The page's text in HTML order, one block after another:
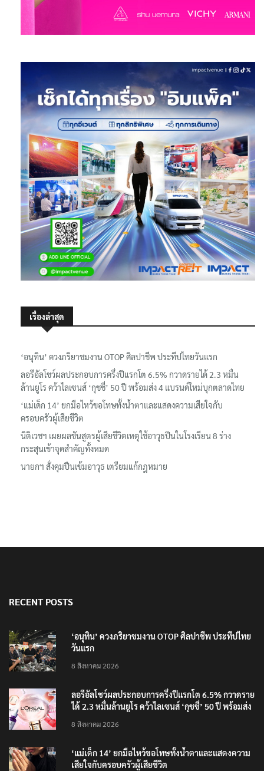
เรื่องล่าสุด
‘อนุทิน’ ควงภริยาชมงาน OTOP ศิลปาชีพ ประทีปไทยวันแรก
ลอรีอัลโชว์ผลประกอบการครึ่งปีแรกโต 6.5% กวาดรายได้ 2.3 หมื่น
ล้านยูโร คว้าไลเซนส์ ‘กุชชี่’ 50 ปี พร้อมส่ง 4 แบรนด์ใหม่บุกตลาดไทย
‘แม่เด็ก 14’ ยกมือไหว้ขอโทษทั้งน้ำตาและแสดงความเสียใจกับ
ครอบครัวผู้เสียชีวิต
นิติเวชฯ เผยผลชันสูตรผู้เสียชีวิตเหตุใช้อาวุธปืนในโรงเรียน 8 ร่าง
กระสุนเข้าจุดสำคัญทั้งหมด
นายกฯ สั่งคุมปืนเข้มอาวุธ เตรียมแก้กฎหมาย
RECENT POSTS
‘อนุทิน’ ควงภริยาชมงาน OTOP ศิลปาชีพ ประทีปไทย
วันแรก
8 สิงหาคม 2026
ลอรีอัลโชว์ผลประกอบการครึ่งปีแรกโต 6.5% กวาดราย
ได้ 2.3 หมื่นล้านยูโร คว้าไลเซนส์ ‘กุชชี่’ 50 ปี พร้อมส่ง
8 สิงหาคม 2026
‘แม่เด็ก 14’ ยกมือไหว้ขอโทษทั้งน้ำตาและแสดงความ
เสียใจกับครอบครัวผู้เสียชีวิต